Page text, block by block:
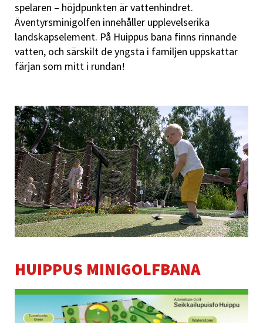
spelaren – höjdpunkten är vattenhindret.
Äventyrsminigolfen innehåller upplevelserika
landskapselement. På Huippus bana finns rinnande
vatten, och särskilt de yngsta i familjen uppskattar
färjan som mitt i rundan!
HUIPPUS MINIGOLFBANA